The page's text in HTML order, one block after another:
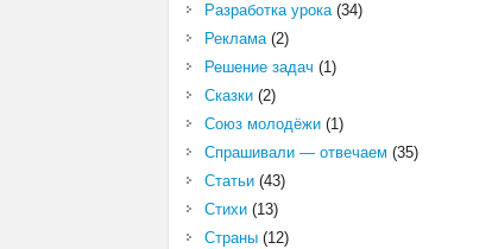
Разработка урока(34)
Реклама(2)
Решение задач (1)
Сказки(2)
Союз молодёжи(1)
Спрашивали — отвечаем (35)
Статьи(43)
Стихи(13)
Страны(12)